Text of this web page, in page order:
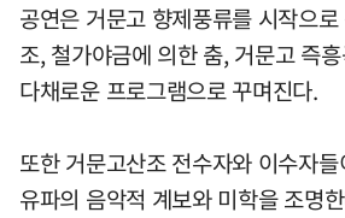
공연은 거문고 향제풍류를 시작으
조, 철가야금에 의한 춤, 거문고 즉
다채로운 프로그램으로 꾸며진다.
또한 거문고산조 전수자와 이수자
유파의 음악적 계보와 미학을 조명